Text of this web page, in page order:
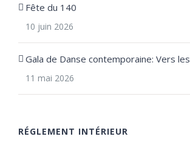
Fête du 140
10 juin 2026
Gala de Danse contemporaine: Vers
11 mai 2026
RÉGLEMENT INTÉRIEUR